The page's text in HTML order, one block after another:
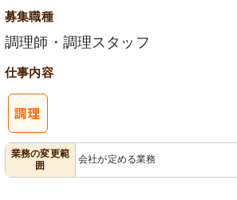
募集職種
調理師・調理スタッフ
仕事内容
業務の変更範
囲
会社が定める業務